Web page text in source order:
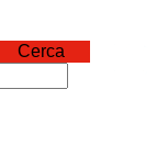
Cerca